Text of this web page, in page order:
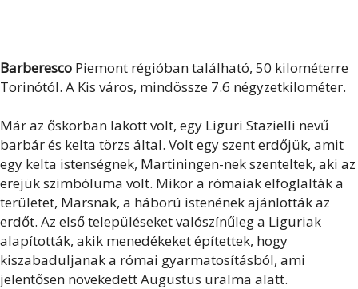
Barberesco Piemont régióban található, 50 kilométerre
Torinótól. A Kis város, mindössze 7.6 négyzetkilométer.
Már az őskorban lakott volt, egy Liguri Stazielli nevű
barbár és kelta törzs által. Volt egy szent erdőjük, amit
egy kelta istenségnek, Martiningen-nek szenteltek, aki az
erejük szimbóluma volt. Mikor a rómaiak elfoglalták a
területet, Marsnak, a háború istenének ajánlották az
erdőt. Az első településeket valószínűleg a Liguriak
alapították, akik menedékeket építettek, hogy
kiszabaduljanak a római gyarmatosításból, ami
jelentősen növekedett Augustus uralma alatt.